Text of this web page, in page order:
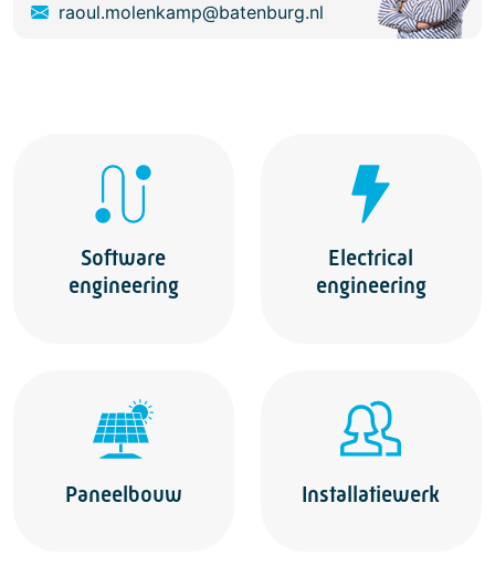
raoul.molenkamp@batenburg.nl
Software
engineering
Electrical
engineering
Paneelbouw Installatiewerk